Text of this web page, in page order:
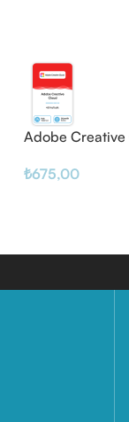
Adobe
₺675,00